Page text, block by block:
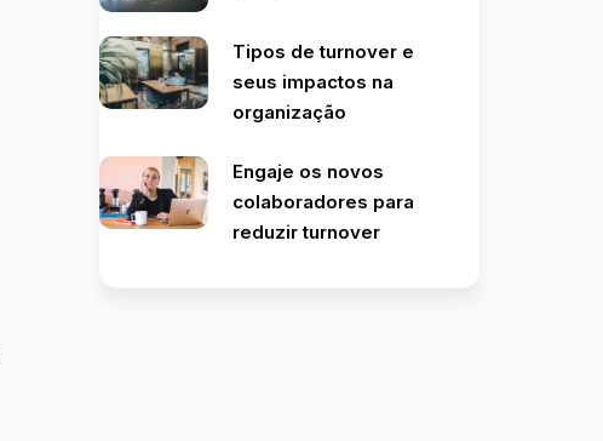
Tipos de turnover e
seus impactos na
organização
Engaje os novos
colaboradores para
reduzir turnover